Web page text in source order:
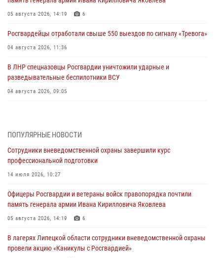
05 августа 2026, 14:19 6
Росгвардейцы отработали свыше 550 выездов по сигналу «Тревога»
04 августа 2026, 11:36
В ЛНР спецназовцы Росгвардии уничтожили ударные и
разведывательные беспилотники ВСУ
04 августа 2026, 09:05
03 августа 2026, 13:43 1
Росгвардейцы обеспечили безопасность граждан в День Лев-
Толстовского района
03 августа 2026, 13:41
Росгвардия противодействует БПЛА ВСУ на южном направлении
(видео)
03 августа 2026, 13:39
Росгвардия обеспечила охрану порядка во время проведения
фестивалей в Липецке
ПОПУЛЯРНЫЕ НОВОСТИ
Сотрудники вневедомственной охраны завершили курс
профессиональной подготовки
14 июля 2026, 10:27
Офицеры Росгвардии и ветераны войск правопорядка почтили
память генерала армии Ивана Кирилловича Яковлева
05 августа 2026, 14:19 6
В лагерях Липецкой области сотрудники вневедомственной охраны
провели акцию «Каникулы с Росгвардией»